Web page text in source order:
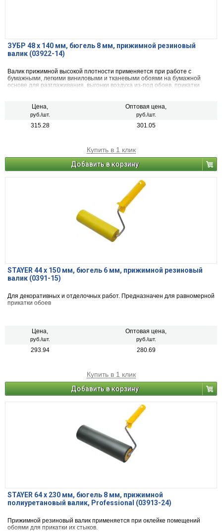
ЗУБР 48 х 140 мм, бюгель 8 мм, прижимной резиновый
валик (03922-14)
Валик прижимной высокой плотности применяется при работе с
бумажными, легкими виниловыми и тканевыми обоями на бумажной
основе для разглаживания, выгонки воздуха из-под обоев, прикатки
Цена,
руб./шт.
Оптовая цена,
руб./шт.
315.28 301.05
Купить в 1 клик
Добавить в корзину
STAYER 44 х 150 мм, бюгель 6 мм, прижимной резиновый
валик (0391-15)
Для декоративных и отделочных работ. Предназначен для равномерной
прикатки обоев
Цена,
руб./шт.
Оптовая цена,
руб./шт.
293.94 280.69
Купить в 1 клик
Добавить в корзину
STAYER 64 х 230 мм, бюгель 8 мм, прижимной
полиуретановый валик, Professional (03913-24)
Прижимной резиновый валик применяется при оклейке помещений
обоями для прикатки их стыков.